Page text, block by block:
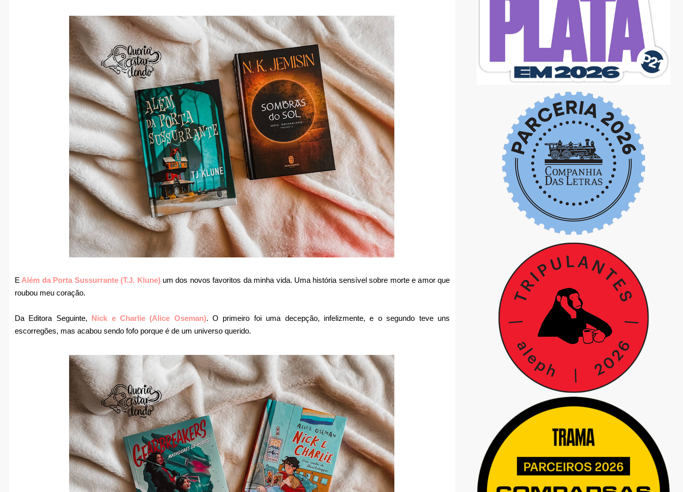
E Além da Porta Sussurrante (T.J. Klune)um dos novos favoritos da minha vida. Uma história sensível sobre morte e amor que
roubou meu coração.
Da Editora Seguinte, Nick e Charlie (Alice Oseman). O primeiro foi uma decepção, infelizmente, e o segundo teve uns
escorregões, mas acabou sendo fofo porque é de um universo querido.